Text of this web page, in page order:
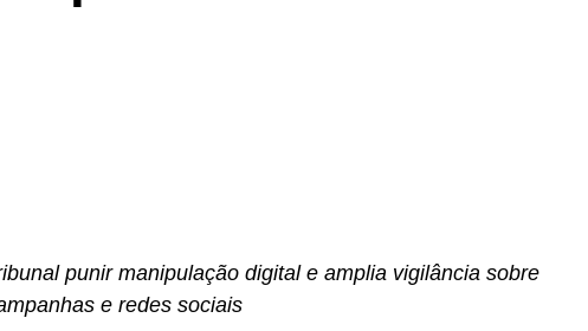
punir manipulação digital e amplia vigilância sobre
e redes sociais